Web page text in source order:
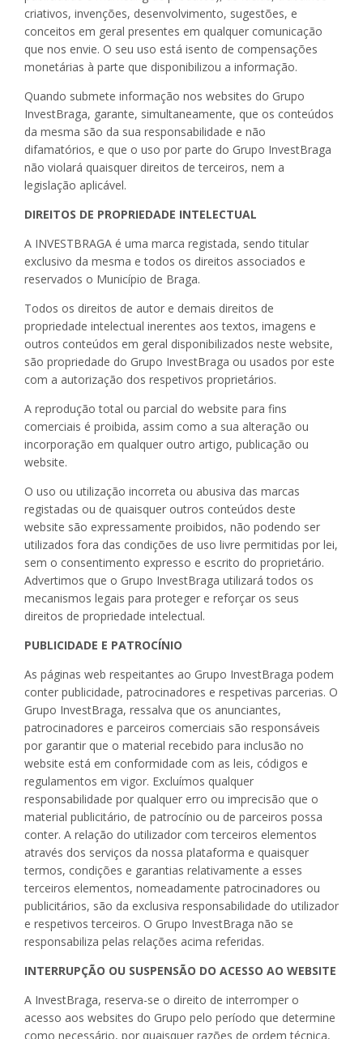
criativos, invenções, desenvolvimento, sugestões, e
conceitos em geral presentes em qualquer comunicação
que nos envie. O seu uso está isento de compensações
monetárias à parte que disponibilizou a informação.
Quando submete informação nos websites do Grupo
InvestBraga, garante, simultaneamente, que os conteúdos
da mesma são da sua responsabilidade e não
difamatórios, e que o uso por parte do Grupo InvestBraga
não violará quaisquer direitos de terceiros, nem a
legislação aplicável.
DIREITOS DE PROPRIEDADE INTELECTUAL
A INVESTBRAGA é uma marca registada, sendo titular
exclusivo da mesma e todos os direitos associados e
reservados o Município de Braga.
Todos os direitos de autor e demais direitos de
propriedade intelectual inerentes aos textos, imagens e
outros conteúdos em geral disponibilizados neste website,
são propriedade do Grupo InvestBraga ou usados por este
com a autorização dos respetivos proprietários.
A reprodução total ou parcial do website para fins
comerciais é proibida, assim como a sua alteração ou
incorporação em qualquer outro artigo, publicação ou
website.
O uso ou utilização incorreta ou abusiva das marcas
registadas ou de quaisquer outros conteúdos deste
website são expressamente proibidos, não podendo ser
utilizados fora das condições de uso livre permitidas por lei,
sem o consentimento expresso e escrito do proprietário.
Advertimos que o Grupo InvestBraga utilizará todos os
mecanismos legais para proteger e reforçar os seus
direitos de propriedade intelectual.
PUBLICIDADE E PATROCÍNIO
As páginas web respeitantes ao Grupo InvestBraga podem
conter publicidade, patrocinadores e respetivas parcerias. O
Grupo InvestBraga, ressalva que os anunciantes,
patrocinadores e parceiros comerciais são responsáveis
por garantir que o material recebido para inclusão no
website está em conformidade com as leis, códigos e
regulamentos em vigor. Excluímos qualquer
responsabilidade por qualquer erro ou imprecisão que o
material publicitário, de patrocínio ou de parceiros possa
conter. A relação do utilizador com terceiros elementos
através dos serviços da nossa plataforma e quaisquer
termos, condições e garantias relativamente a esses
terceiros elementos, nomeadamente patrocinadores ou
publicitários, são da exclusiva responsabilidade do utilizador
e respetivos terceiros. O Grupo InvestBraga não se
responsabiliza pelas relações acima referidas.
INTERRUPÇÃO OU SUSPENSÃO DO ACESSO AO WEBSITE
A InvestBraga, reserva-se o direito de interromper o
acesso aos websites do Grupo pelo período que determine
como necessário, por quaisquer razões de ordem técnica,